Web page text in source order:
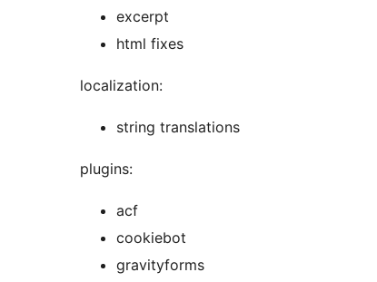
excerpt
html fixes
localization:
string translations
plugins:
acf
cookiebot
gravityforms